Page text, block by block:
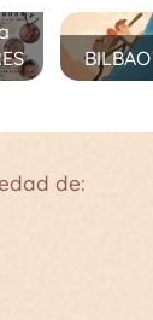
BILBAO
de: